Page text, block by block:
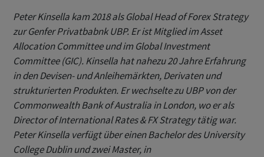
Peter Kinsella kam 2018 als Global Head of Forex Strategy
zur Genfer Privatbabnk UBP. Er ist Mitglied im Asset
Allocation Committee und im Global Investment
Committee (GIC). Kinsella hat nahezu 20 Jahre Erfahrung
in den Devisen- und Anleihemärkten, Derivaten und
strukturierten Produkten. Er wechselte zu UBP von der
Commonwealth Bank of Australia in London, wo er als
Director of International Rates & FX Strategy tätig war.
Peter Kinsella verfügt über einen Bachelor des University
College Dublin und zwei Master, in